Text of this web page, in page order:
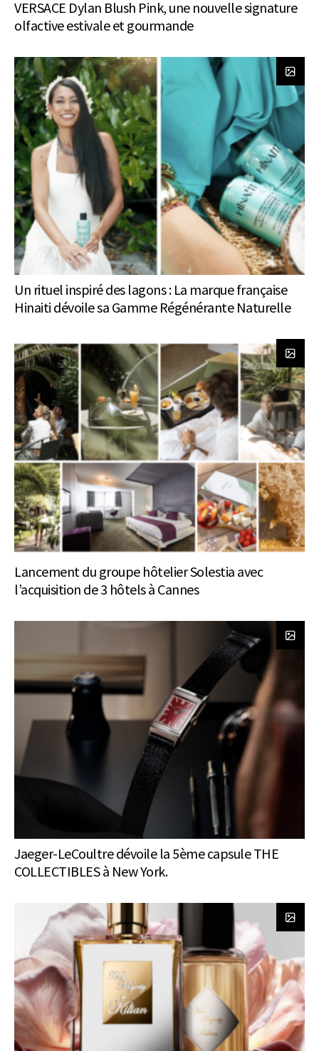
VERSACE Dylan Blush Pink, une nouvelle signature
olfactive estivale et gourmande
Un rituel inspiré des lagons : La marque française
Hinaiti dévoile sa Gamme Régénérante Naturelle
Lancement du groupe hôtelier Solestia avec
l’acquisition de 3 hôtels à Cannes
Jaeger-LeCoultre dévoile la 5ème capsule THE
COLLECTIBLES à New York.